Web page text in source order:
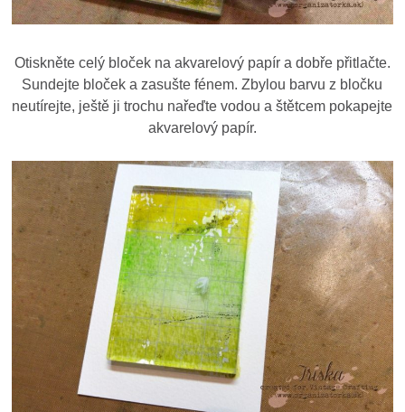
Otiskněte celý bloček na akvarelový papír a dobře přitlačte.
Sundejte bloček a zasušte fénem. Zbylou barvu z bločku
neutírejte, ještě ji trochu nařeďte vodou a štětcem pokapejte
akvarelový papír.